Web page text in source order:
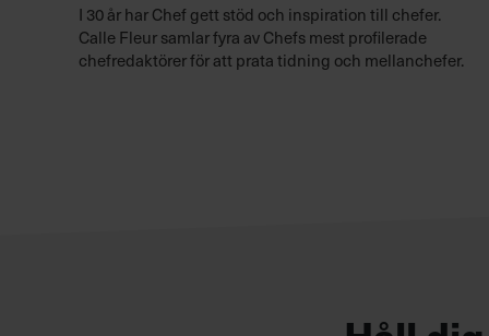
I 30 år har Chef gett stöd och inspiration till chefer.
Calle Fleur samlar fyra av Chefs mest profilerade
chefredaktörer för att prata tidning och mellanchefer.